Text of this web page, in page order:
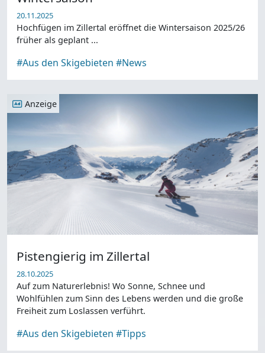
20.11.2025
Hochfügen im Zillertal eröffnet die Wintersaison 2025/26
früher als geplant ...
#Aus den Skigebieten #News
Anzeige
Pistengierig im Zillertal
28.10.2025
Auf zum Naturerlebnis! Wo Sonne, Schnee und
Wohlfühlen zum Sinn des Lebens werden und die große
Freiheit zum Loslassen verführt.
#Aus den Skigebieten #Tipps